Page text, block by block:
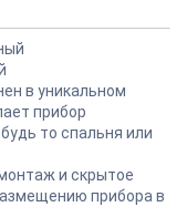
в уникальном
прибор
то спальня или
и скрытое
прибора в